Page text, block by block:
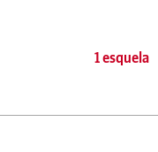
1 esquela